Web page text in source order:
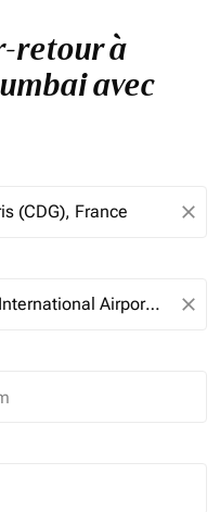
retour à
avec
close
close